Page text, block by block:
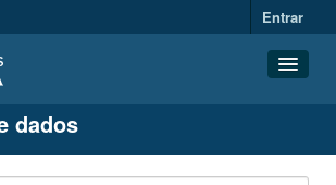
Entrar
dados